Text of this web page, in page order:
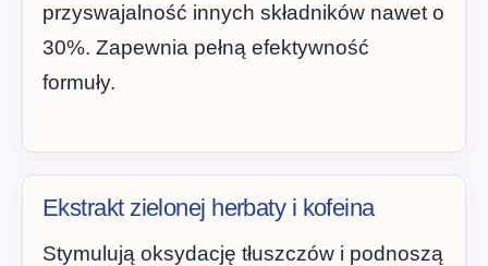
przyswajalność innych składników nawet o
30%. Zapewnia pełną efektywność
formuły.
Ekstrakt zielonej herbaty i kofeina
Stymulują oksydację tłuszczów i podnoszą